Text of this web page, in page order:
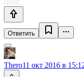
Ответить
Thero11 окт 2016 в